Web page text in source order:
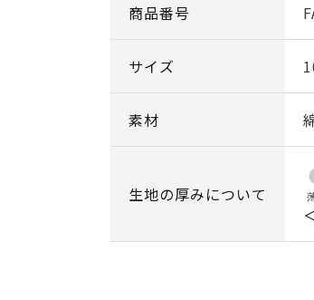
商品番号
サイズ
素材
生地の厚みについて